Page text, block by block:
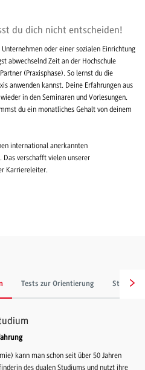
du dich nicht entscheiden!
oder einer sozialen Einrichtung
abwechselnd Zeit an der Hochschule
(Praxisphase). So lernst du die
anwenden kannst. Deine Erfahrungen aus
in den Seminaren und Vorlesungen.
du ein monatliches Gehalt von deinem
international anerkannten
Das verschafft vielen unserer
Karriereleiter.
Tests zur Orientierung Stimmen
kann man schon seit über 50 Jahren
des dualen Studiums und nutzt ihre